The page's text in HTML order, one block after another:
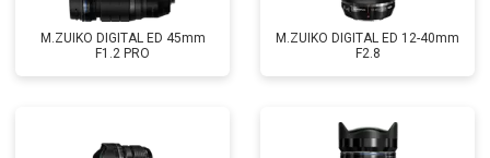
M.ZUIKO DIGITAL ED 45mm
F1.2 PRO
M.ZUIKO DIGITAL ED 12-40mm
F2.8